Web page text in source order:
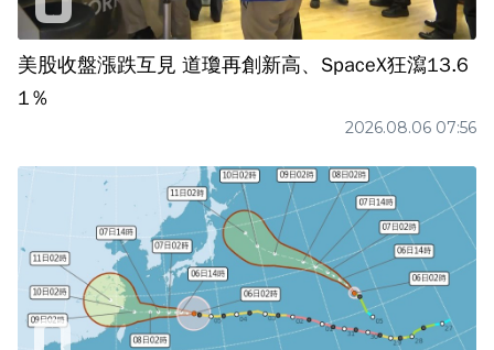
美股收盤漲跌互見 道瓊再創新高、SpaceX狂瀉13.6
1％
2026.08.06 07:56